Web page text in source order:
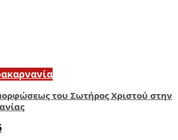
του Σωτήρος Χριστού στην